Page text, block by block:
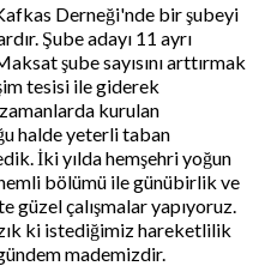
Derneği'nde bir şubeyi
Şube adayı 11 ayrı
şube sayısını arttırmak
tesisi ile giderek
kurulan
halde yeterli taban
İki yılda hemşehri yoğun
bölümü ile günübirlik ve
güzel çalışmalar yapıyoruz.
ki istediğimiz hareketlilik
mademizdir.